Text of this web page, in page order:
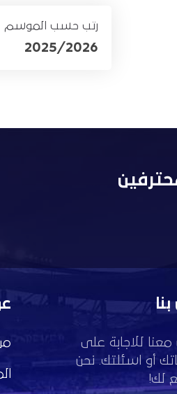
رتب حسب الموسم
2025/2026
للاجابة على
أو اسئلتك. نحن
لك!